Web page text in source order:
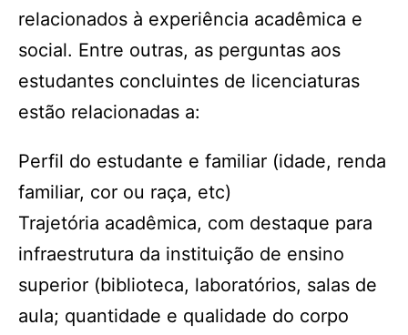
relacionados à experiência acadêmica e
social. Entre outras, as perguntas aos
estudantes concluintes de licenciaturas
estão relacionadas a:
Perfil do estudante e familiar (idade, renda
familiar, cor ou raça, etc)
Trajetória acadêmica, com destaque para
infraestrutura da instituição de ensino
superior (biblioteca, laboratórios, salas de
aula; quantidade e qualidade do corpo